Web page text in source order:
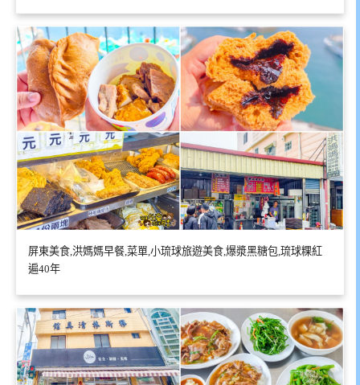
屏東美食,洪媽媽早餐,菜單,小琉球旅遊美食,爆漿黑糖包,琉球粿紅
遍40年